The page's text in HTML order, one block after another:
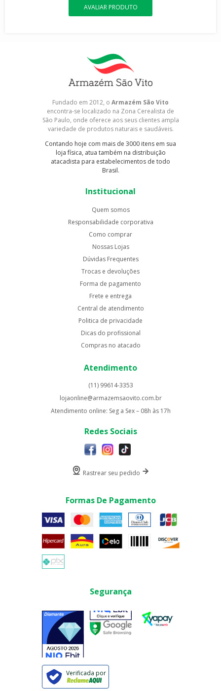
AVALIAR PRODUTO
Fundado em 2012, o Armazém São Vito
encontra-se localizado na Zona Cerealista de
São Paulo, onde oferece aos seus clientes ampla
variedade de produtos naturais e saudáveis.
Contando hoje com mais de 3000 itens em sua
loja física, atua também na distribuição
atacadista para estabelecimentos de todo
Brasil.
Institucional
Quem somos
Responsabilidade corporativa
Como comprar
Nossas Lojas
Dúvidas Frequentes
Trocas e devoluções
Forma de pagamento
Frete e entrega
Central de atendimento
Politica de privacidade
Dicas do profissional
Compras no atacado
Atendimento
(11) 99614-3353
lojaonline@armazemsaovito.com.br
Atendimento online: Seg a Sex – 08h às 17h
Redes Sociais
Rastrear seu pedido
Formas De Pagamento
Segurança
Verificada por